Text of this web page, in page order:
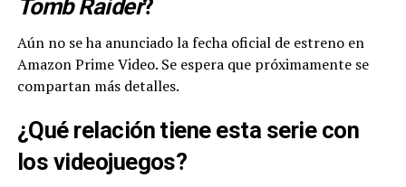
Tomb Raider?
Aún no se ha anunciado la fecha oficial de estreno en
Amazon Prime Video. Se espera que próximamente se
compartan más detalles.
¿Qué relación tiene esta serie con
los videojuegos?